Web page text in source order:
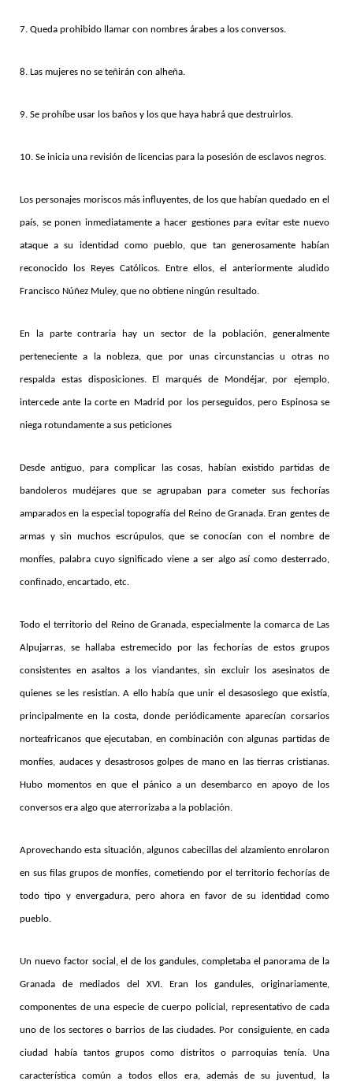
7. Queda prohibido llamar con nombres árabes a los conversos.
8. Las mujeres no se teñirán con alheña.
9. Se prohíbe usar los baños y los que haya habrá que destruirlos.
10. Se inicia una revisión de licencias para la posesión de esclavos negros.
Los personajes moriscos más influyentes, de los que habían quedado en el
país, se ponen inmediatamente a hacer gestiones para evitar este nuevo
ataque a su identidad como pueblo, que tan generosamente habían
reconocido los Reyes Católicos. Entre ellos, el anteriormente aludido
Francisco Núñez Muley, que no obtiene ningún resultado.
En la parte contraria hay un sector de la población, generalmente
perteneciente a la nobleza, que por unas circunstancias u otras no
respalda estas disposiciones. El marqués de Mondéjar, por ejemplo,
intercede ante la corte en Madrid por los perseguidos, pero Espinosa se
niega rotundamente a sus peticiones
Desde antiguo, para complicar las cosas, habían existido partidas de
bandoleros mudéjares que se agrupaban para cometer sus fechorías
amparados en la especial topografía del Reino de Granada. Eran gentes de
armas y sin muchos escrúpulos, que se conocían con el nombre de
monfíes, palabra cuyo significado viene a ser algo así como desterrado,
confinado, encartado, etc.
Todo el territorio del Reino de Granada, especialmente la comarca de Las
Alpujarras, se hallaba estremecido por las fechorías de estos grupos
consistentes en asaltos a los viandantes, sin excluir los asesinatos de
quienes se les resistían. A ello había que unir el desasosiego que existía,
principalmente en la costa, donde periódicamente aparecían corsarios
norteafricanos que ejecutaban, en combinación con algunas partidas de
monfíes, audaces y desastrosos golpes de mano en las tierras cristianas.
Hubo momentos en que el pánico a un desembarco en apoyo de los
conversos era algo que aterrorizaba a la población.
Aprovechando esta situación, algunos cabecillas del alzamiento enrolaron
en sus filas grupos de monfíes, cometiendo por el territorio fechorías de
todo tipo y envergadura, pero ahora en favor de su identidad como
pueblo.
Un nuevo factor social, el de los gandules, completaba el panorama de la
Granada de mediados del XVI. Eran los gandules, originariamente,
componentes de una especie de cuerpo policial, representativo de cada
uno de los sectores o barrios de las ciudades. Por consiguiente, en cada
ciudad había tantos grupos como distritos o parroquias tenía. Una
característica común a todos ellos era, además de su juventud, la